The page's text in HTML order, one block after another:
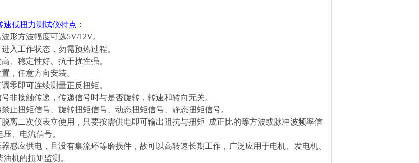
速低扭力测试仪特点：
形方波幅度可选5V/12V。
入工作状态，勿需预热过程。
、稳定性好、抗干扰性强。
，任意方向安装。
零即可连续测量正反扭矩。
非接触传递，传递信号时与是否旋转，转速和转向无关。
止扭矩信号、旋转扭矩信号、动态扭矩信号、静态扭矩信号。
脱离二次仪表立使用，只要按需供电即可输出阻抗与扭矩 成正比的等方波或脉冲波频率信
、电流信号。
感应供电，且没有集流环等磨损件，故可以高转速长期工作，广泛应用于电机、发电机、
油机的扭矩监测。